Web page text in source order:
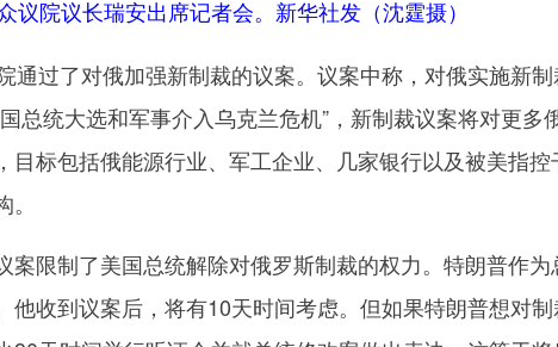
议院议长瑞安出席记者会。新华社发（沈霆摄）
过了对俄加强新制裁的议案。议案中称，对俄实施新制
总统大选和军事介入乌克兰危机”，新制裁议案将对更多
目标包括俄能源行业、军工企业、几家银行以及被美指控
限制了美国总统解除对俄罗斯制裁的权力。特朗普作为
他收到议案后，将有10天时间考虑。但如果特朗普想对